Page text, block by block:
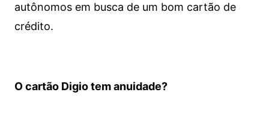
autônomos em busca de um bom cartão de
crédito.
O cartão Digio tem anuidade?